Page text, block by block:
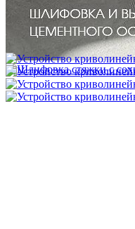
Межслойная шлифовка